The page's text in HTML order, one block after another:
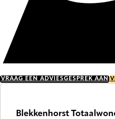
VRAAG EEN ADVIESGESPREK AAN
Blekkenhorst